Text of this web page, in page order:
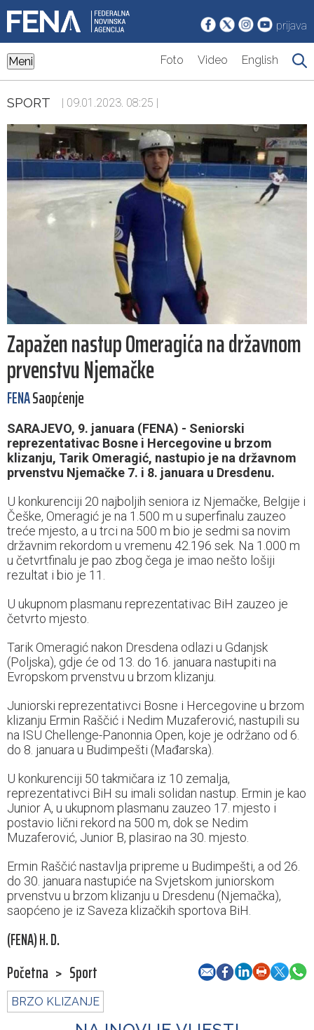
prijava
Meni Foto Video English
SPORT | 09.01.2023. 08:25 |
Zapažen nastup Omeragića na državnom
prvenstvu Njemačke
FENASaopćenje
SARAJEVO, 9. januara (FENA) - Seniorski
reprezentativac Bosne i Hercegovine u brzom
klizanju, Tarik Omeragić, nastupio je na državnom
prvenstvu Njemačke 7. i 8. januara u Dresdenu.
U konkurenciji 20 najboljih seniora iz Njemačke, Belgije i
Češke, Omeragić je na 1.500 m u superfinalu zauzeo
treće mjesto, a u trci na 500 m bio je sedmi sa novim
državnim rekordom u vremenu 42.196 sek. Na 1.000 m
u četvrtfinalu je pao zbog čega je imao nešto lošiji
rezultat i bio je 11.
U ukupnom plasmanu reprezentativac BiH zauzeo je
četvrto mjesto.
Tarik Omeragić nakon Dresdena odlazi u Gdanjsk
(Poljska), gdje će od 13. do 16. januara nastupiti na
Evropskom prvenstvu u brzom klizanju.
Juniorski reprezentativci Bosne i Hercegovine u brzom
klizanju Ermin Raščić i Nedim Muzaferović, nastupili su
na ISU Chellenge-Panonnia Open, koje je održano od 6.
do 8. januara u Budimpešti (Mađarska).
U konkurenciji 50 takmičara iz 10 zemalja,
reprezentativci BiH su imali solidan nastup. Ermin je kao
Junior A, u ukupnom plasmanu zauzeo 17. mjesto i
postavio lični rekord na 500 m, dok se Nedim
Muzaferović, Junior B, plasirao na 30. mjesto.
Ermin Raščić nastavlja pripreme u Budimpešti, a od 26.
do 30. januara nastupiće na Svjetskom juniorskom
prvenstvu u brzom klizanju u Dresdenu (Njemačka),
saopćeno je iz Saveza klizačkih sportova BiH.
(FENA) H. D.
Početna > Sport
BRZO KLIZANJE